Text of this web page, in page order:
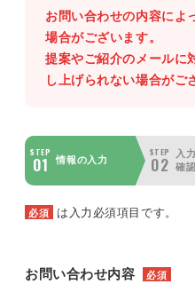
お問い合わせの内容によ
場合がございます。
提案やご紹介のメールに
し上げられない場合がご
STEP
01 情報の入力
STEP
02
入
確認
必須 は入力必須項目です。
お問い合わせ内容 必須